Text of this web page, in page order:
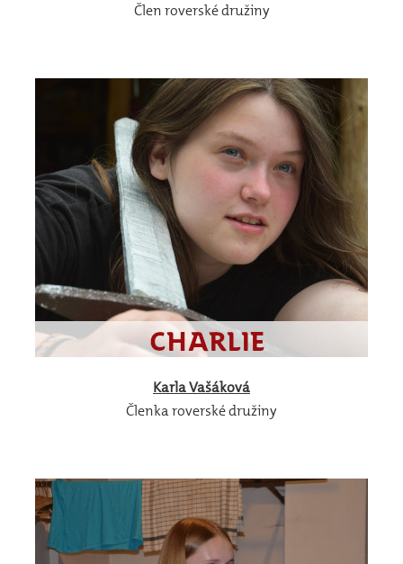
Člen roverské družiny
KarlaVašáková
Členka roverské družiny